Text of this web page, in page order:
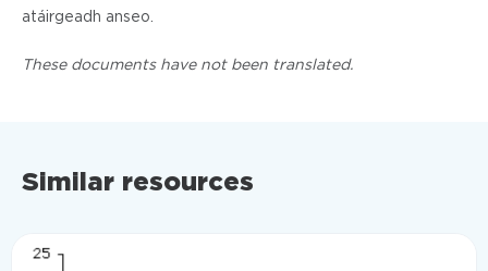
atáirgeadh anseo.
These documents have not been translated.
Similar resources